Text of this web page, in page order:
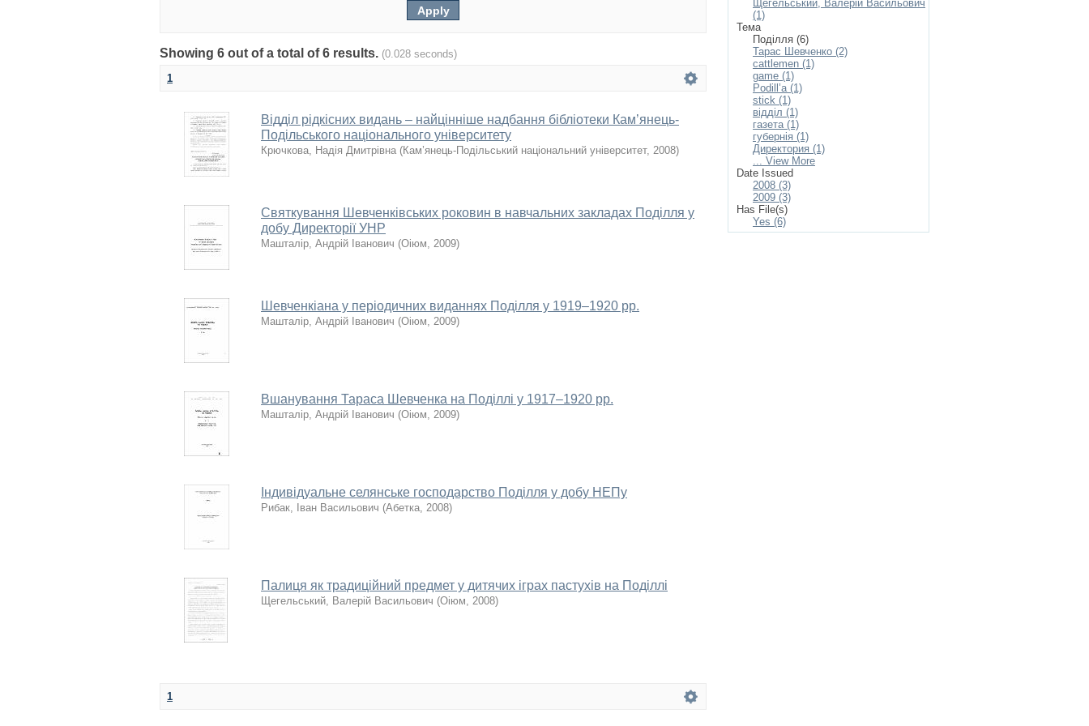
Showing 6 out of a total of 6 results. (0.028 seconds)
1
Відділ рідкісних видань – найцінніше надбання бібліотеки Кам’янець-
Подільського національного університету
Крючкова, Надія Дмитрівна (Кам’янець-Подільський національний університет, 2008)
Святкування Шевченківських роковин в навчальних закладах Поділля у
добу Директорії УНР
Машталір, Андрій Іванович (Оіюм, 2009)
Шевченкіана у періодичних виданнях Поділля у 1919–1920 рр.
Машталір, Андрій Іванович (Оіюм, 2009)
Вшанування Тараса Шевченка на Поділлі у 1917–1920 рр.
Машталір, Андрій Іванович (Оіюм, 2009)
Індивідуальне селянське господарство Поділля у добу НЕПу
Рибак, Іван Васильович (Абетка, 2008)
Палиця як традиційний предмет у дитячих іграх пастухів на Поділлі
Щегельський, Валерій Васильович (Оіюм, 2008)
1
Щегельський, Валерій Васильович
(1)
Тема
Поділля (6)
Тарас Шевченко (2)
cattlemen (1)
game (1)
Podill’a (1)
stick (1)
відділ (1)
газета (1)
губернія (1)
Директория (1)
... View More
Date Issued
2008 (3)
2009 (3)
Has File(s)
Yes (6)